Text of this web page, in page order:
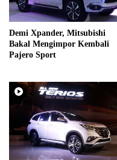
Demi Xpander, Mitsubishi
Bakal Mengimpor Kembali
Pajero Sport